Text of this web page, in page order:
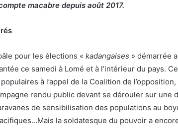
macabre depuis août 2017.
pour les élections « kadangaises » démarrée
ce samedi à Lomé et à l’intérieur du pays.
à l’appel de la Coalition de
rendu public devant se dérouler sur une
de sensibilisation des populations au
la soldatesque du pouvoir a